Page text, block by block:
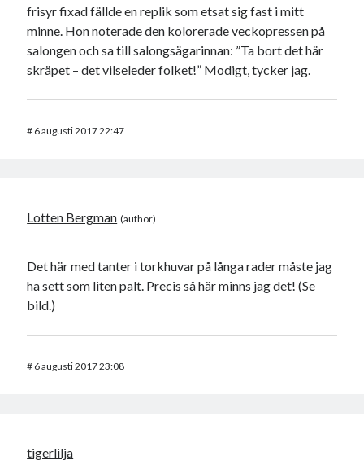
frisyr fixad fällde en replik som etsat sig fast i mitt
minne. Hon noterade den kolorerade veckopressen på
salongen och sa till salongsägarinnan: ”Ta bort det här
skräpet – det vilseleder folket!” Modigt, tycker jag.
# 6 augusti 2017 22:47
Lotten Bergman
Det här med tanter i torkhuvar på långa rader måste jag
ha sett som liten palt. Precis så här minns jag det! (Se
bild.)
# 6 augusti 2017 23:08
tigerlilja